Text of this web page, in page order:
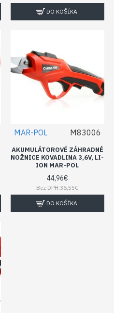
DO KOŠÍKA
MAR-POL M83006
AKUMULÁTOROVÉ ZÁHRADNÉ
NOŽNICE KOVADLINA 3,6V, LI-
ION MAR-POL
44,96€
Bez DPH:36,55€
DO KOŠÍKA